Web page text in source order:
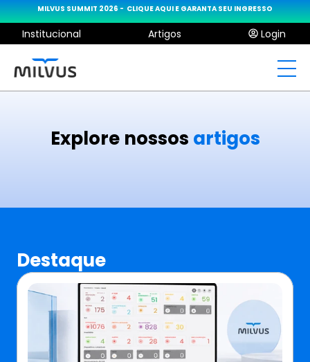
MILVUS SUMMIT 2026 -  CLIQUE AQUI E GARANTA SEU INGRESSO
Institucional Artigos Login
Explore nossos artigos
Destaque